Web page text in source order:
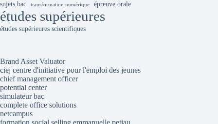
sujets bac transformation numérique épreuve orale
études supérieures
études supérieures scientifiques
Brand Asset Valuator
ciej centre d'initiative pour l'emploi des jeunes
chief management officer
potential center
simulateur bac
complete office solutions
netcampus
formation social selling emmanuelle petiau